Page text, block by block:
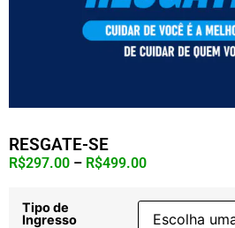
RESGATE-SE
R$297.00 – R$499.00
Tipo de
Ingresso